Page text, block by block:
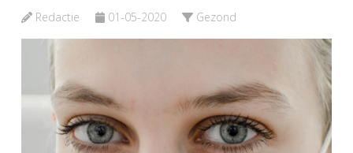
Redactie 01-05-2020 Gezond